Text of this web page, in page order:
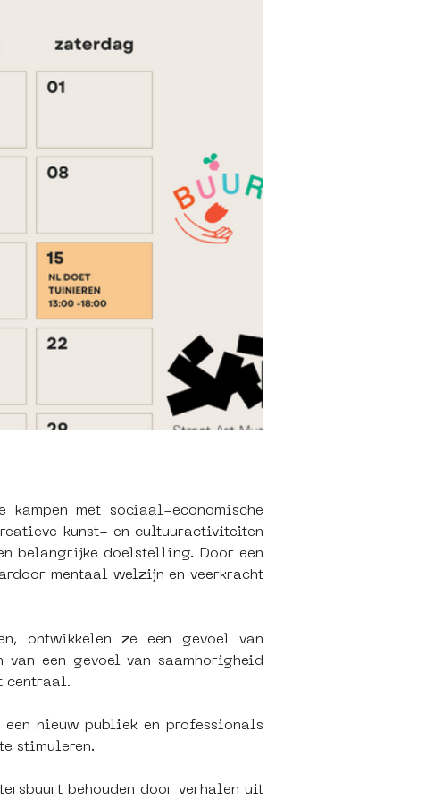
met sociaal-economische
kunst- en cultuuractiviteiten
belangrijke doelstelling. Door een
mentaal welzijn en veerkracht
ontwikkelen ze een gevoel van
van een gevoel van saamhorigheid
centraal.
nieuw publiek en professionals
stimuleren.
behouden door verhalen uit